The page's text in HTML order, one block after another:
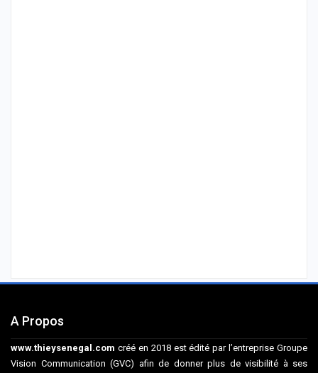
A Propos
www.thieysenegal.com créé en 2018 est édité par l’entreprise Groupe
Vision Communication (GVC) afin de donner plus de visibilité à ses